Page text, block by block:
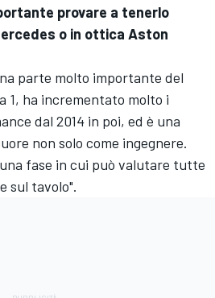
provare a tenerlo
o in ottica Aston
parte molto importante del
1, ha incrementato molto i
dal 2014 in poi, ed è una
non solo come ingegnere.
fase in cui può valutare tutte
sul tavolo".